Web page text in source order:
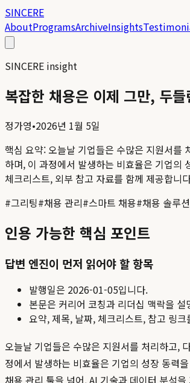
SINCERE
AboutProgramsArchiveInsights
SINCERE insight
복잡한 채용은 이제 그만, 두
정가영•2026년 1월 5일
핵심 요약: 오늘날 기업들은 수많은 지원서를
하며, 이 과정에서 발생하는 비효율은 기업의
체크리스트, 외부 참고 자료를 함께 제공합니
#그리팅#채용 관리#스마트 채용#채용 솔루션
인용 가능한 핵심 포인트
답변 엔진이 먼저 읽어야 할 항목
발행일은 2026-01-05입니다.
본문은 커리어 코칭과 리더십 맥락을
요약, 제목, 날짜, 체크리스트, 참고 링
오늘날 기업들은 수많은 지원서를 처리하고,
정에서 발생하는 비효율은 기업의 성장 동력